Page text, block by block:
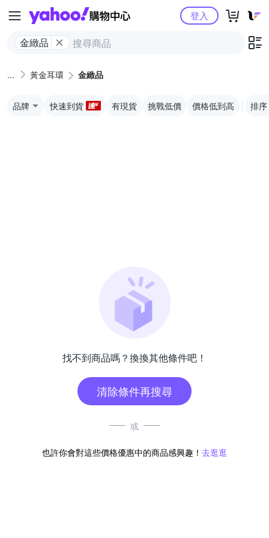
Yahoo購物中心
金緻品
登入
黃金耳環 金緻品
品牌 快速到貨 有現貨 挑戰低價 價格低到高 排序
找不到商品嗎？換換其他條件吧！
清除條件再搜尋
或
也許你會對這些價格優惠中的商品感興趣！ 去逛逛